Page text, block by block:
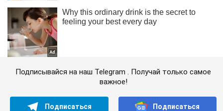
Подписывайся на наш Telegram . Получай только самое
важное!
Подписаться Подписаться